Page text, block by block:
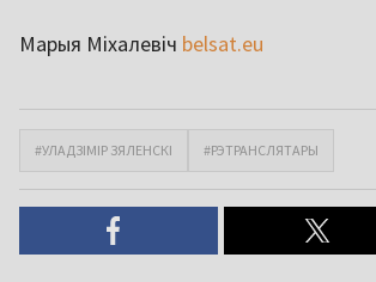
Марыя Міхалевіч belsat.eu
#УЛАДЗІМІР ЗЯЛЕНСКІ #РЭТРАНСЛЯТАРЫ